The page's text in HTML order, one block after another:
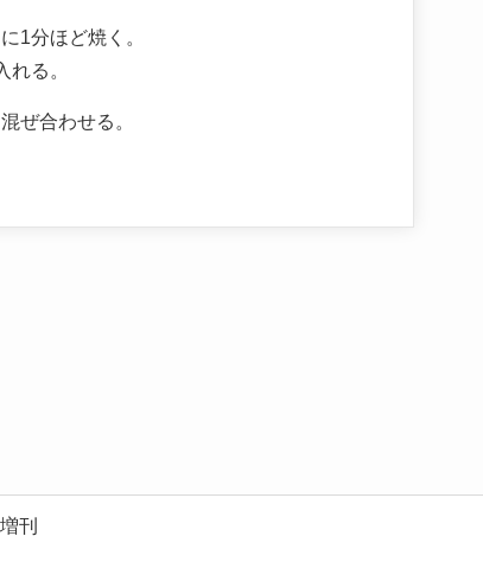
1分ほど焼く。
る。
ぜ合わせる。
刊